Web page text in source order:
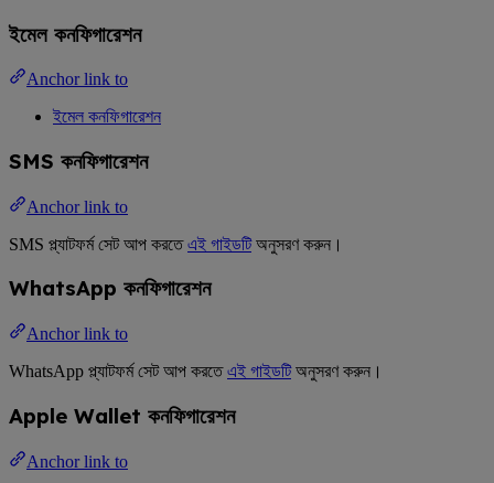
ইমেল কনফিগারেশন
Anchor link to
ইমেল কনফিগারেশন
SMS কনফিগারেশন
Anchor link to
SMS প্ল্যাটফর্ম সেট আপ করতেএই গাইডটিঅনুসরণ করুন।
WhatsApp কনফিগারেশন
Anchor link to
WhatsApp প্ল্যাটফর্ম সেট আপ করতেএই গাইডটিঅনুসরণ করুন।
Apple Wallet কনফিগারেশন
Anchor link to